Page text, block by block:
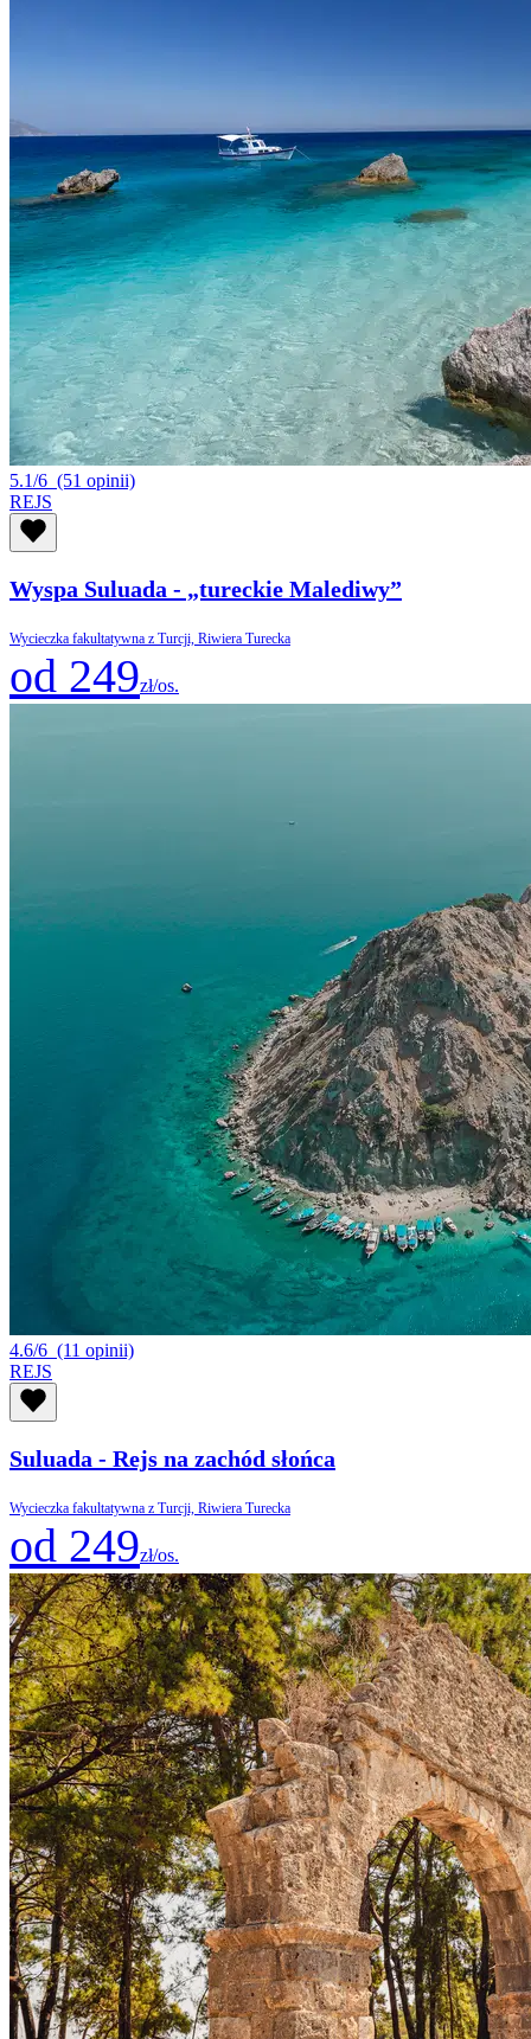
5.1/6 (51 opinii)
REJS
Wyspa Suluada - „tureckie Malediwy”
Wycieczka fakultatywna z Turcji, Riwiera Turecka
od 249zł/os.
4.6/6 (11 opinii)
REJS
Suluada - Rejs na zachód słońca
Wycieczka fakultatywna z Turcji, Riwiera Turecka
od 249zł/os.